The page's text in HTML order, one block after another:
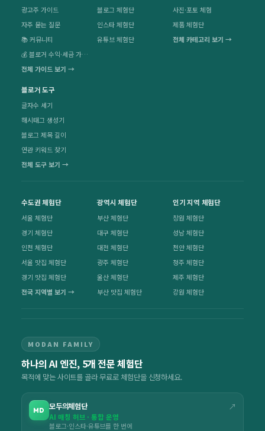
광고주 가이드
자주 묻는 질문
📚 커뮤니티
💰 블로거 수익·세금 가이드
전체 가이드 보기 →
블로그 체험단
인스타 체험단
유튜브 체험단
사진·포토 체험
제품 체험단
전체 카테고리 보기 →
블로거 도구
글자수 세기
해시태그 생성기
블로그 제목 길이
연관 키워드 찾기
전체 도구 보기 →
수도권 체험단
서울 체험단
경기 체험단
인천 체험단
서울 맛집 체험단
경기 맛집 체험단
전국 지역별 보기 →
광역시 체험단
부산 체험단
대구 체험단
대전 체험단
광주 체험단
울산 체험단
부산 맛집 체험단
인기 지역 체험단
창원 체험단
성남 체험단
천안 체험단
청주 체험단
제주 체험단
강원 체험단
MODAN FAMILY
하나의 AI 엔진, 5개 전문 체험단
목적에 맞는 사이트를 골라 무료로 체험단을 신청하세요.
MD 모두의체험단 ↗
AI 매칭 허브 · 통합 운영
블로그·인스타·유튜브를 한 번에